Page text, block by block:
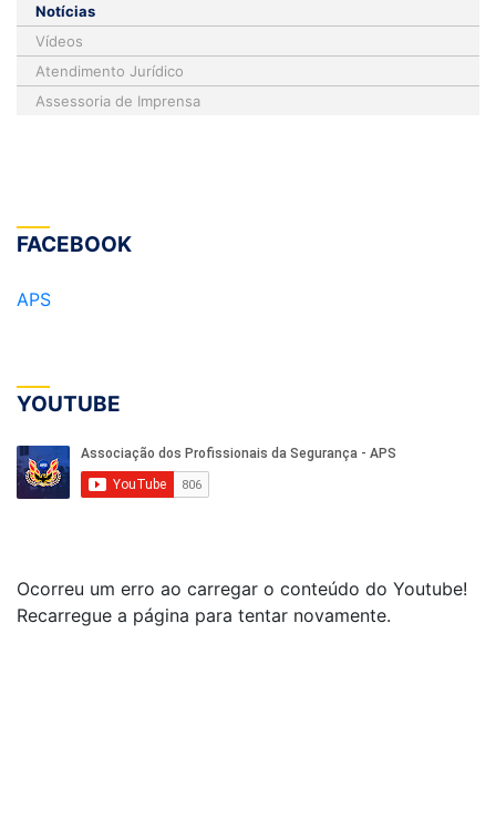
Notícias
Vídeos
Atendimento Jurídico
Assessoria de Imprensa
FACEBOOK
APS
YOUTUBE
Ocorreu um erro ao carregar o conteúdo do Youtube!
Recarregue a página para tentar novamente.